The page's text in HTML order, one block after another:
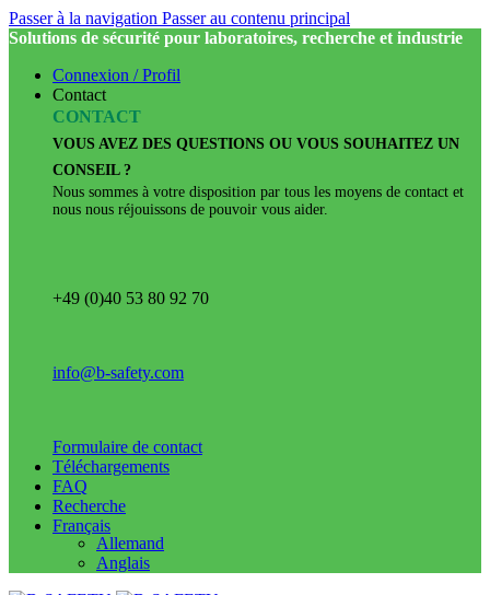
Passer à la navigation Passer au contenu principal
Solutions de sécurité pour laboratoires, recherche et industrie
Connexion / Profil
Contact
CONTACT
VOUS AVEZ DES QUESTIONS OU VOUS SOUHAITEZ UN
CONSEIL ?
Nous sommes à votre disposition par tous les moyens de contact et
nous nous réjouissons de pouvoir vous aider.
+49 (0)40 53 80 92 70
info@b-safety.com
Formulaire de contact
Téléchargements
FAQ
Recherche
Français
Allemand
Anglais